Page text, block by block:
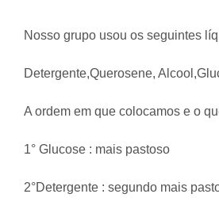
Nosso grupo usou os seguintes
Detergente,Querosene,
A ordem em que colocamos e o
1° Glucose : mais pastoso
2°Detergente : segundo mais